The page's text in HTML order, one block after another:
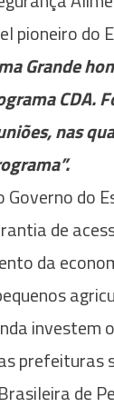
pioneiro
Grande
CDA.
nas
Governo
de
da
de